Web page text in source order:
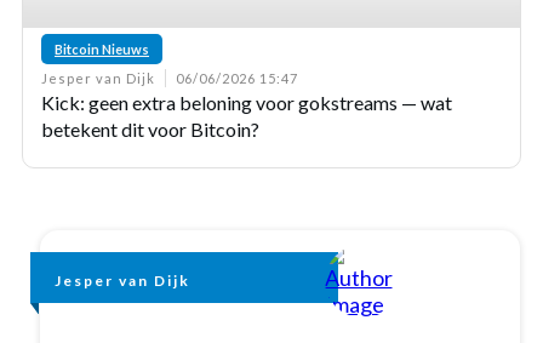
Bitcoin Nieuws
Jesper van Dijk
06/06/2026 15:47
Kick: geen extra beloning voor gokstreams — wat
betekent dit voor Bitcoin?
Jesper van Dijk